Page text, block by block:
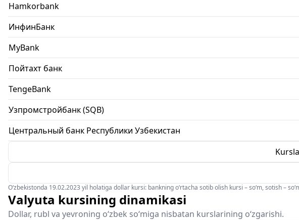
Hamkorbank
ИнфинБанк
MyBank
Пойтахт банк
TengeBank
Узпромстройбанк (SQB)
Центральный банк Республики Узбекистан
O‘zbekistonda 19.02.2023 yil holatiga dollar kursi: bankning o‘rtacha sotib olish kursi – so‘m, sotish –
Valyuta kursining dinamikasi
Dollar, rubl va yevroning o‘zbek so‘miga nisbatan kurslarining o‘zgarishi.